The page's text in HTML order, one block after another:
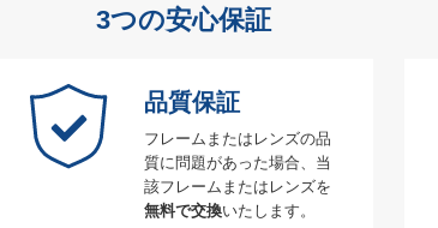
3つの安心保証
品質保証
フレームまたはレンズの品
質に問題があった場合、当
該フレームまたはレンズを
無料で交換いたします。